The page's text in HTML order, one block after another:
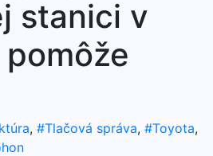
stanici v
, #Tlačová správa, #Toyota,